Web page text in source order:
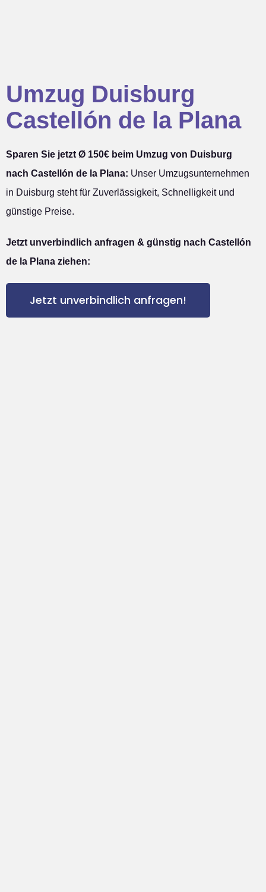
Umzug Duisburg
Castellón de la Plana
Sparen Sie jetzt Ø 150€ beim Umzug von Duisburg
nach Castellón de la Plana: Unser Umzugsunternehmen
in Duisburg steht für Zuverlässigkeit, Schnelligkeit und
günstige Preise.
Jetzt unverbindlich anfragen & günstig nach Castellón
de la Plana ziehen:
Jetzt unverbindlich anfragen!